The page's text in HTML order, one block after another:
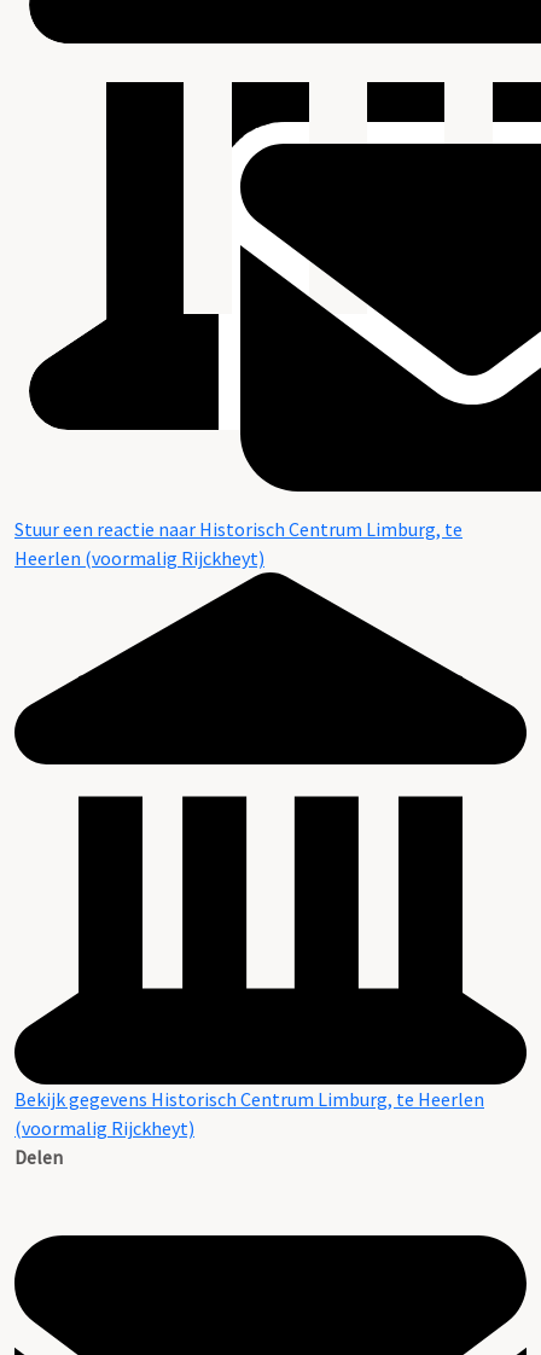
Stuur een reactie naar Historisch Centrum Limburg, te
Heerlen (voormalig Rijckheyt)
Bekijk gegevens Historisch Centrum Limburg, te Heerlen
(voormalig Rijckheyt)
Delen